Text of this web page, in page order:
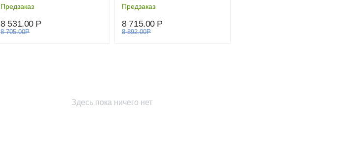
Предзаказ
8 531.00 Р
8 705.00Р
Предзаказ
8 715.00 Р
8 892.00Р
Здесь пока ничего нет